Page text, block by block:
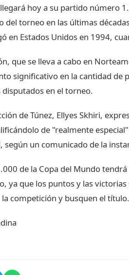
hoy a su partido número
del torneo en las últimas
en Estados Unidos en 1994,
que se lleva a cabo en
significativo en la cantidad de
en el torneo.
de Túnez, Ellyes Skhiri,
de "realmente
según un comunicado de la
de la Copa del Mundo
ya que los puntos y las
competición y busquen el título.